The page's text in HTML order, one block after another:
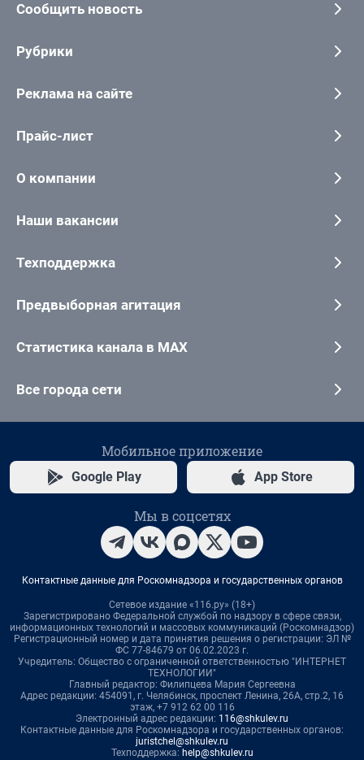
Сообщить новость
Рубрики
Реклама на сайте
Прайс-лист
О компании
Наши вакансии
Техподдержка
Предвыборная агитация
Статистика канала в MAX
Все города сети
Мобильное приложение
Google Play App Store
Мы в соцсетях
Контактные данные для Роскомнадзора и государственных органов
Сетевое издание «116.ру» (18+)
Зарегистрировано Федеральной службой по надзору в сфере связи,
информационных технологий и массовых коммуникаций (Роскомнадзор)
Регистрационный номер и дата принятия решения о регистрации: ЭЛ №
ФС 77-84679 от 06.02.2023 г.
Учредитель: Общество с ограниченной ответственностью "ИНТЕРНЕТ
ТЕХНОЛОГИИ"
Главный редактор: Филипцева Мария Сергеевна
Адрес редакции: 454091, г. Челябинск, проспект Ленина, 26А, стр.2, 16
этаж, +7 912 62 00 116
Электронный адрес редакции: 116@shkulev.ru
Контактные данные для Роскомнадзора и государственных органов:
juristchel@shkulev.ru
Техподдержка: help@shkulev.ru